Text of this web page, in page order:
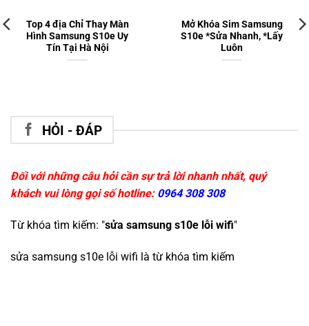
Top 4 địa Chỉ Thay Màn
Hình Samsung S10e Uy
Tín Tại Hà Nội
Mở Khóa Sim Samsung
S10e *Sửa Nhanh, *Lấy
Luôn
HỎI - ĐÁP
Đối với những câu hỏi cần sự trả lời nhanh nhất, quý
khách vui lòng gọi số hotline: 0964 308 308
Từ khóa tìm kiếm: "sửa samsung s10e lỗi wifi"
sửa samsung s10e lỗi wifi là từ khóa tìm kiếm